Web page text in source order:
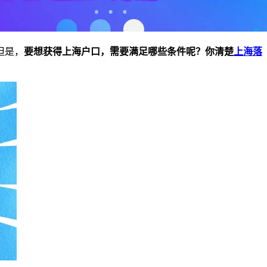
， 要想获得上海户口，需要满足哪些条件呢？你清楚 上海落